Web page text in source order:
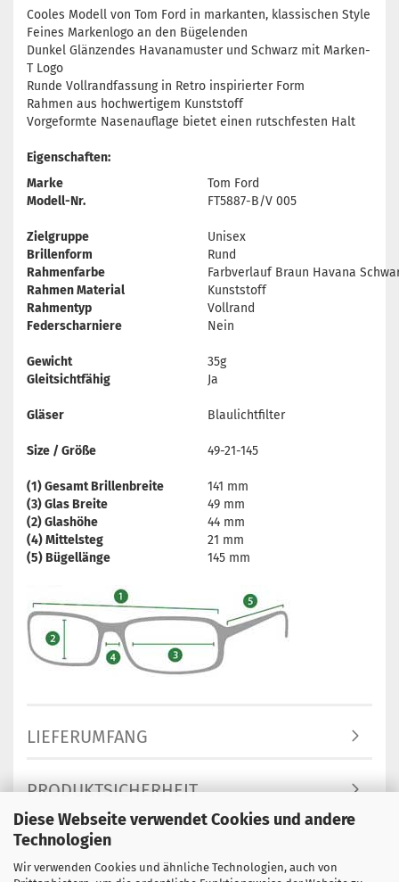
Diese Webseite verwendet Cookies und andere
Technologien
Wir verwenden Cookies und ähnliche Technologien, auch von
Cooles Modell von Tom Ford in markanten, klassischen Style
Feines Markenlogo an den Bügelenden
Dunkel Glänzendes Havanamuster und Schwarz mit Marken-
T Logo
Runde Vollrandfassung in Retro inspirierter Form
Rahmen aus hochwertigem Kunststoff
Vorgeformte Nasenauflage bietet einen rutschfesten Halt
Eigenschaften:
Marke
Tom Ford
Modell-Nr.
FT5887-B/V 005
Zielgruppe
Unisex
Brillenform
Rund
Rahmenfarbe
Farbverlauf Braun Havana
Rahmen Material
Kunststoff
Rahmentyp
Vollrand
Federscharniere
Nein
Gewicht
35g
Gleitsichtfähig
Ja
Gläser Blaulichtfilter
Size / Größe 49-21-145
(1) Gesamt Brillenbreite
141 mm
(3) Glas Breite
49 mm
(2) Glashöhe
44 mm
(4) Mittelsteg
21 mm
(5) Bügellänge
145 mm
LIEFERUMFANG
PRODUKTSICHERHEIT